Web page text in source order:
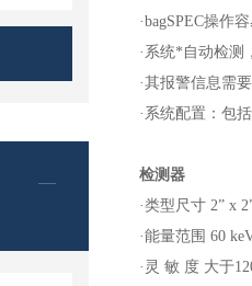
·bagSPEC操作
· 系统*自动检测
·其报警信息需
· 系统配置：包
检测器
·类型尺寸 2” x 2
·能量范围 60
· 灵 敏 度 大于